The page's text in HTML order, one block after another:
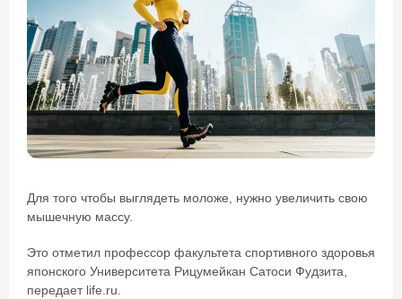
Для того чтобы выглядеть моложе, нужно увеличить свою
мышечную массу.
Это отметил профессор факультета спортивного здоровья
японского Университета Рицумейкан Сатоси Фудзита,
передает life.ru.